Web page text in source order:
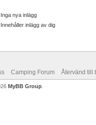
Inga nya inlägg
Innehåller inlägg av dig
Camping Forum Återvänd till
MyBB Group.